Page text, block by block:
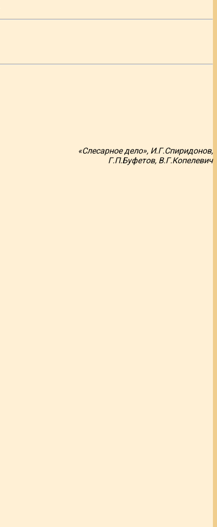
«Слесарное дело», И.Г.Спиридонов,
Г.П.Буфетов, В.Г.Копелевич